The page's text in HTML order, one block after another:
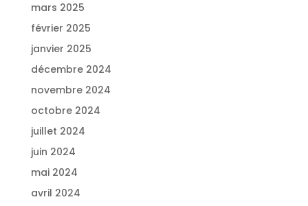
mars 2025
février 2025
janvier 2025
décembre 2024
novembre 2024
octobre 2024
juillet 2024
juin 2024
mai 2024
avril 2024